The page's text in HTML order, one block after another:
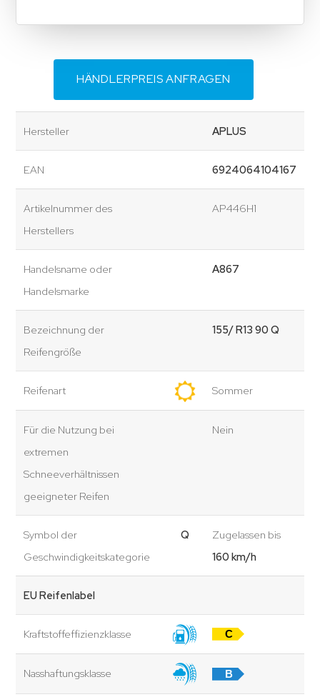
HÄNDLERPREIS ANFRAGEN
Hersteller APLUS
EAN 6924064104167
Artikelnummer des
Herstellers
AP446H1
Handelsname oder
Handelsmarke
A867
Bezeichnung der
Reifengröße
155/ R13 90 Q
Reifenart Sommer
Für die Nutzung bei
extremen
Schneeverhältnissen
geeigneter Reifen
Nein
Symbol der
Geschwindigkeitskategorie
Q
Zugelassen bis
160 km/h
EU Reifenlabel
Kraftstoffeffizienzklasse C
Nasshaftungsklasse B